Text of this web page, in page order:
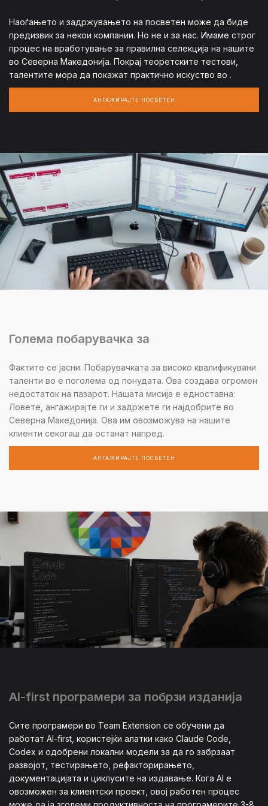
Наоѓањето и задржувањето на посветен може да биде
предизвик за некои компании. Но не и за нас. Имаме строг
процес на вработување за правилна селекција на нашите
во Северна Македонија. Покрај теоретските тестови,
талентите мора да покажат практично искуство во .
АНГАЖИРАЈТЕ ПОСВЕТЕН
Голема побарувачка за
Фактите се јасни. Побарувачката за високо квалификувани
таленти во е поголема од понудата. Ова создава огромен
недостаток на пазарот. Нашата мисија е едноставна:
Ловете, ангажирајте ги и задржете ги најдобрите во
Северна Македонија. Ова им овозможува на нашите
клиенти секогаш да останат напред.
АНГАЖИРАЈТЕ ПОСВЕТЕН
AI-first програмери за побрзи изданија
Сите програмери во Team Extension се обучени да
работат AI-first, користејќи алатки како Claude Code,
Codex и одобрени локални модели за да го забрзаат
развојот, тестирањето, рефакторирањето,
документацијата и циклусите на издавање. Кога AI е
овозможен за клиентски проект, овој работен процес